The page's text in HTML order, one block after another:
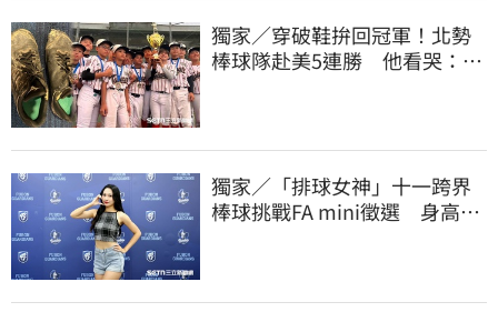
獨家／穿破鞋拚回冠軍！北勢
棒球隊赴美5連勝 他看哭：台
獨家／「排球女神」十一跨界
棒球挑戰FA mini徵選 身高